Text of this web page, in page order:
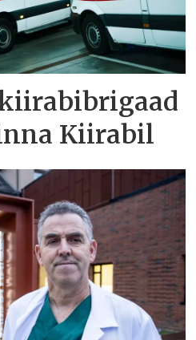
Kiirabil